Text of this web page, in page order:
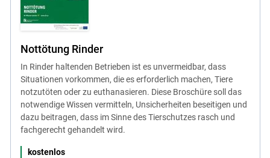
Nottötung Rinder
In Rinder haltenden Betrieben ist es unvermeidbar, dass
Situationen vorkommen, die es erforderlich machen, Tiere
notzutöten oder zu euthanasieren. Diese Broschüre soll das
notwendige Wissen vermitteln, Unsicherheiten beseitigen und
dazu beitragen, dass im Sinne des Tierschutzes rasch und
fachgerecht gehandelt wird.
kostenlos